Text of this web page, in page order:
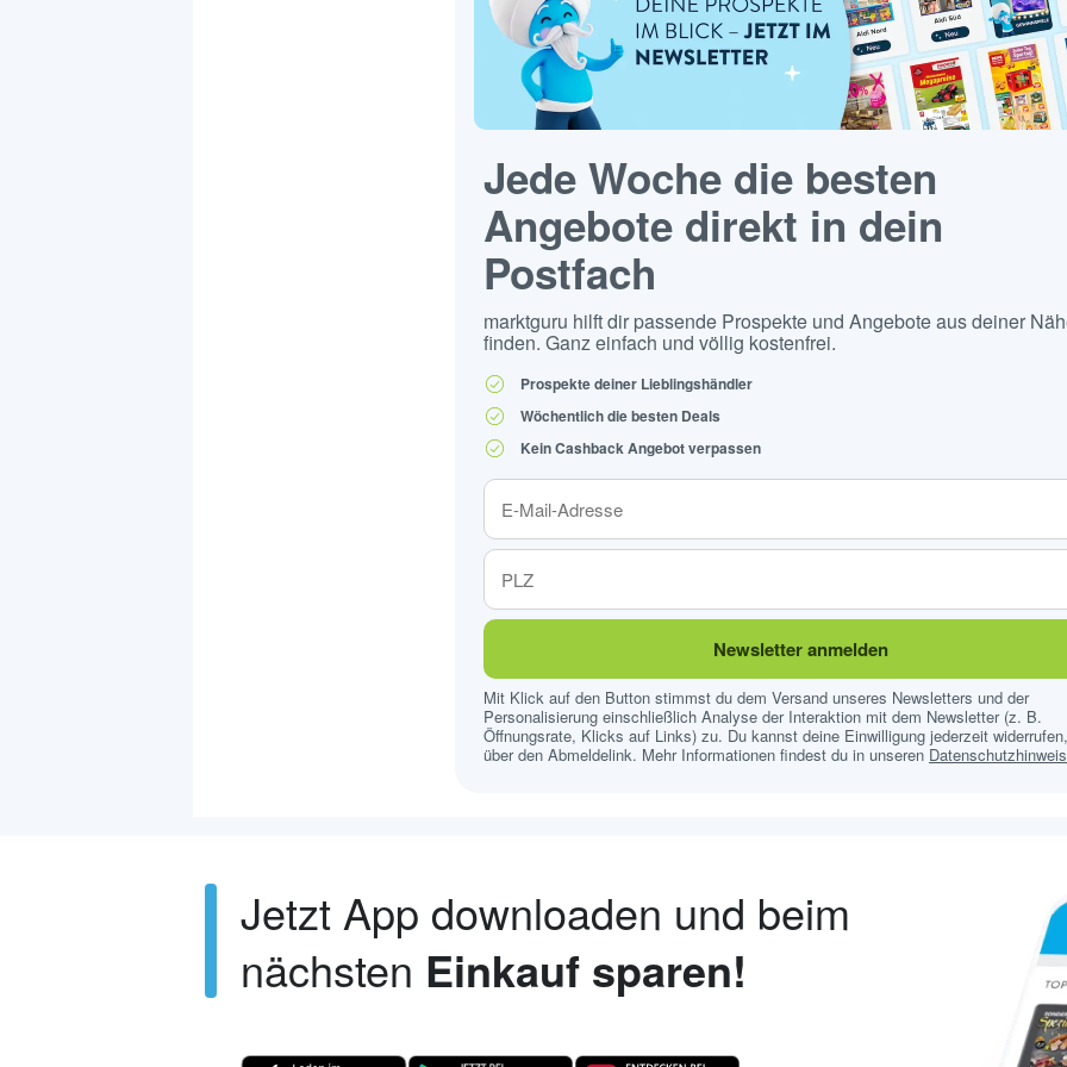
Jede Woche die besten
Angebote direkt in dein
Postfach
marktguru hilft dir passende Prospekte und Angebote aus deiner
finden. Ganz einfach und völlig kostenfrei.
Prospekte deiner Lieblingshändler
Wöchentlich die besten Deals
Kein Cashback Angebot verpassen
Newsletter anmelden
Mit Klick auf den Button stimmst du dem Versand unseres Newsletters und der
Personalisierung einschließlich Analyse der Interaktion mit dem Newsletter (z. B.
Öffnungsrate, Klicks auf Links) zu. Du kannst deine Einwilligung jederzeit
über den Abmeldelink. Mehr Informationen findest du in unseren
Jetzt App downloaden und beim
nächsten Einkauf sparen!